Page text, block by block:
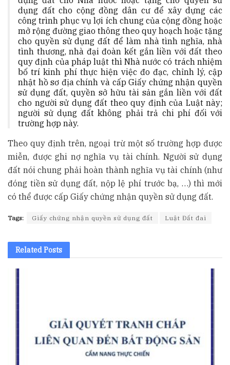
dụng đất cho cộng đồng dân cư để xây dựng các
công trình phục vụ lợi ích chung của cộng đồng hoặc
mở rộng đường giao thông theo quy hoạch hoặc tặng
cho quyền sử dụng đất để làm nhà tình nghĩa, nhà
tình thương, nhà đại đoàn kết gắn liền với đất theo
quy định của pháp luật thì Nhà nước có trách nhiệm
bố trí kinh phí thực hiện việc đo đạc, chỉnh lý, cập
nhật hồ sơ địa chính và cấp Giấy chứng nhận quyền
sử dụng đất, quyền sở hữu tài sản gắn liền với đất
cho người sử dụng đất theo quy định của Luật này;
người sử dụng đất không phải trả chi phí đối với
trường hợp này.
Theo quy định trên, ngoại trừ một số trường hợp được
miễn, được ghi nợ nghĩa vụ tài chính. Người sử dụng
đất nói chung phải hoàn thành nghĩa vụ tài chính (như
đóng tiền sử dụng đất, nộp lệ phí trước bạ, …) thì mới
có thể được cấp Giấy chứng nhận quyền sử dụng đất.
Tags: Giấy chứng nhận quyền sử dụng đất Luật Đất đai
RelatedPosts